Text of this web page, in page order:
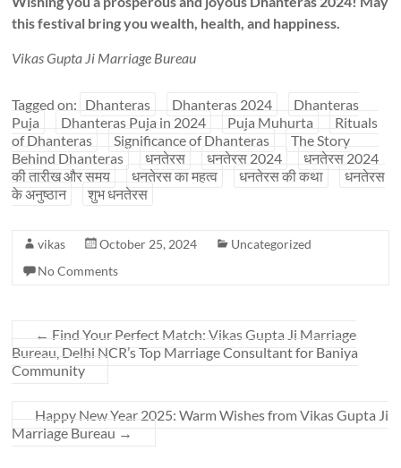
this festival bring you wealth, health, and happiness.
Vikas Gupta Ji Marriage Bureau
Tagged on: Dhanteras Dhanteras 2024
Dhanteras
Puja
Dhanteras Puja in 2024 Puja Muhurta
Rituals
of Dhanteras
Significance of Dhanteras
The Story
Behind Dhanteras
धनतेरस धनतेरस 2024
धनतेरस 2024
की तारीख और समय
धनतेरस का महत्व धनतेरस की कथा
धनतेरस
के अनुष्ठान
शुभ धनतेरस
vikas October 25, 2024
Uncategorized
No Comments
← Find Your Perfect Match: Vikas Gupta Ji Marriage
Bureau, Delhi NCR’s Top Marriage Consultant for Baniya
Community
Happy New Year 2025: Warm Wishes from Vikas Gupta Ji
Marriage Bureau →